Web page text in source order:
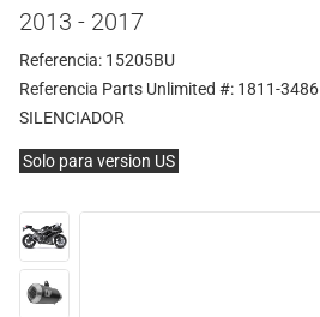
2013 - 2017
Referencia: 15205BU
Referencia Parts Unlimited #: 1811-3486
SILENCIADOR
Solo para version US